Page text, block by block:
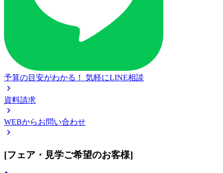
予算の目安がわかる！ 気軽にLINE相談
資料請求
WEBからお問い合わせ
[フェア・見学ご希望のお客様]